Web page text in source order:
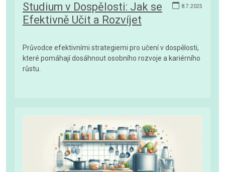
8.7.2025
Studium v Dospělosti: Jak se
Efektivně Učit a Rozvíjet
Průvodce efektivními strategiemi pro učení v dospělosti,
které pomáhají dosáhnout osobního rozvoje a kariérního
růstu.